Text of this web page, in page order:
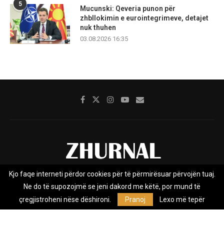
5
Mucunski: Qeveria punon për
zhbllokimin e eurointegrimeve, detajet
nuk thuhen
03.08.2026 16:35
Rreth nesh Impresumi Marketing
Privacy Policy
Zhurnal.mk është Agjenci e Lajmeve e pavarur, e themeluar në vitin
Kjo faqe interneti përdor cookies për të përmirësuar përvojën tuaj.
Ne do të supozojmë se jeni dakord me këtë, por mund të
çregjistroheni nëse dëshironi.
Pranoj Lexo më tepër